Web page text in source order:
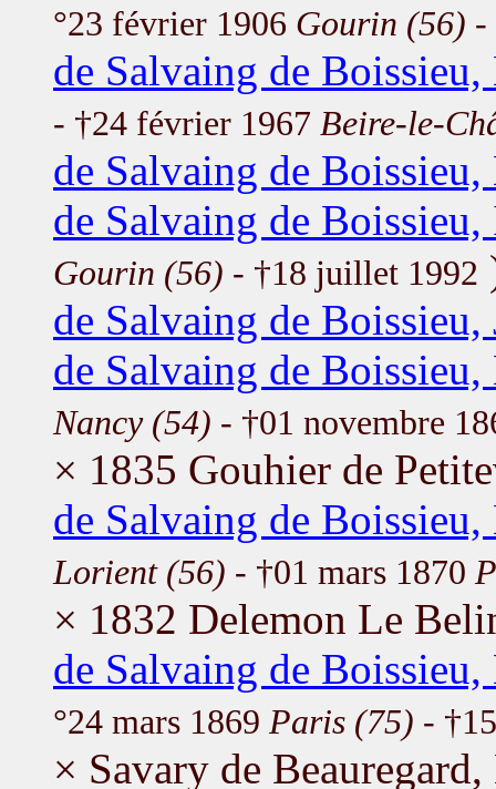
°23 février 1906 Gourin (56) -
de Salvaing de Boissieu,
- †24 février 1967 Beire-le-
de Salvaing de Boissieu,
de Salvaing de Boissieu,
Gourin (56) - †18 juillet 1992
de Salvaing de Boissieu,
de Salvaing de
Nancy (54) - †01 novembre
× 1835 Gouhier de
de Salvaing de
Lorient (56) - †01 mars 1870
× 1832 Delemon Le
de Salvaing de
°24 mars 1869 Paris (75) -
× Savary de